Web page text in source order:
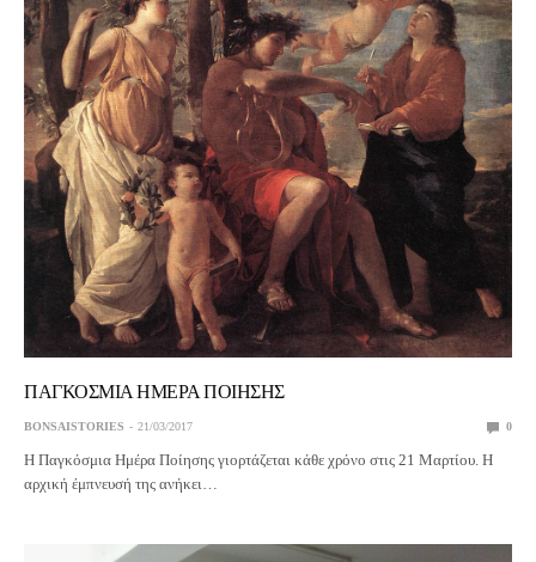
ΠΑΓΚΟΣΜΙΑ ΗΜΕΡΑ ΠΟΙΗΣΗΣ
BONSAISTORIES 21/03/2017 0
Η Παγκόσμια Ημέρα Ποίησης γιορτάζεται κάθε χρόνο στις 21 Μαρτίου. Η
αρχική έμπνευσή της ανήκει…